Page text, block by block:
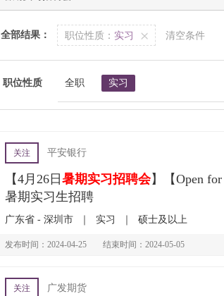
全部结果： 职位性质： 实习 清空条件
职位性质 全职 实习
关注 平安银行
【4月26日 暑期实习招聘会】【Open
暑期实习生招聘
广东省 - 深圳市 实习 硕士及以上
发布时间：2024-04-25 结束时间：2024-05-05
关注 广发期货